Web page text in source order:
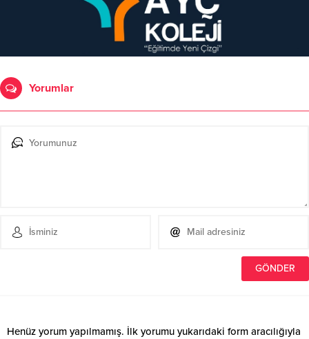
Yorumlar
Henüz yorum yapılmamış. İlk yorumu yukarıdaki form aracılığıyla